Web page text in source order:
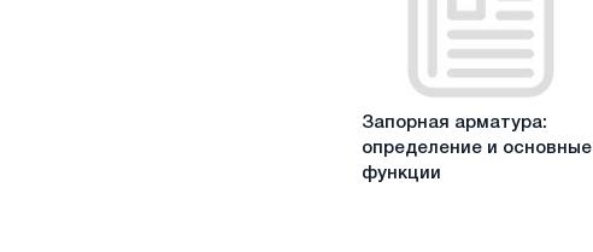
Запорная
арматура:
определение
и
Запорная арматура:
определение и основные
функции